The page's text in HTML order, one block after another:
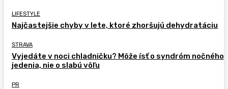
LIFESTYLE
Najčastejšie chyby v lete, ktoré zhoršujú dehydratáciu
STRAVA
Vyjedáte v noci chladničku? Môže ísť o syndróm nočného
jedenia, nie o slabú vôľu
PR